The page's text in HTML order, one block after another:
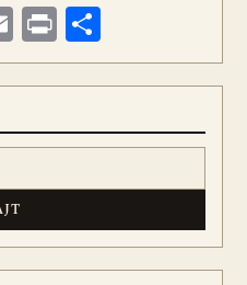
Email
Print
meg